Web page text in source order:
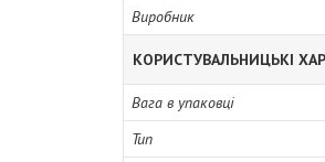
Виробник
КОРИСТУВАЛЬНИЦЬКІ
Вага в упаковці
Тип